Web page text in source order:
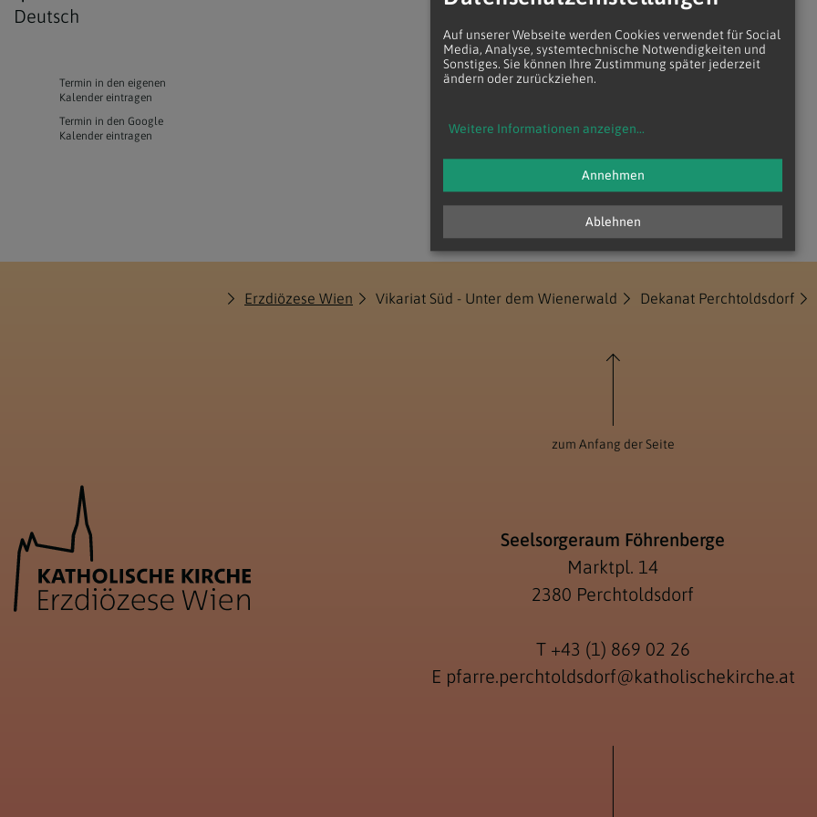
Deutsch
Termin in den eigenen
Kalender eintragen
Termin in den Google
Kalender eintragen
Erzdiözese Wien Vikariat Süd - Unter dem Wienerwald Dekanat Perchtoldsdorf
zum Anfang der Seite
Seelsorgeraum Föhrenberge
Marktpl. 14
2380 Perchtoldsdorf
T +43 (1) 869 02 26
E pfarre.perchtoldsdorf@katholischekirche.at
Auf unserer Webseite werden Cookies verwendet für Social
Media, Analyse, systemtechnische Notwendigkeiten und
Sonstiges. Sie können Ihre Zustimmung später jederzeit
ändern oder zurückziehen.
Weitere Informationen anzeigen...
Ablehnen
Annehmen